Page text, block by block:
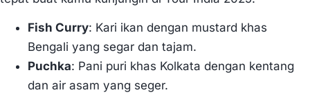
Fish Curry: Kari ikan dengan mustard khas
Bengali yang segar dan tajam.
Puchka: Pani puri khas Kolkata dengan kentang
dan air asam yang seger.